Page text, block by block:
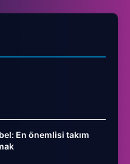
En önemlisi takım